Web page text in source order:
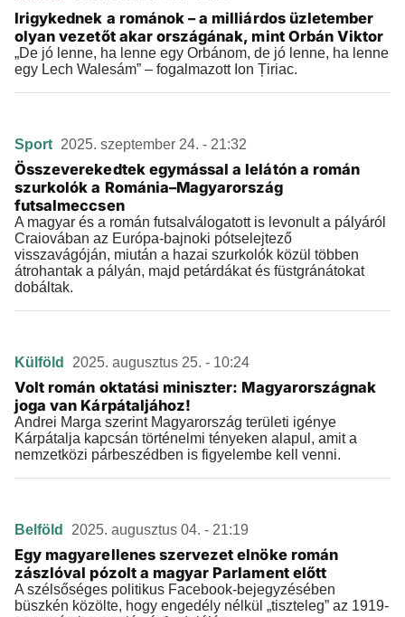
Irigykednek a románok – a milliárdos üzletember
olyan vezetőt akar országának, mint Orbán Viktor
„De jó lenne, ha lenne egy Orbánom, de jó lenne, ha lenne
egy Lech Walesám” – fogalmazott Ion Țiriac.
Sport 2025. szeptember 24. - 21:32
Összeverekedtek egymással a lelátón a román
szurkolók a Románia–Magyarország
futsalmeccsen
A magyar és a román futsalválogatott is levonult a pályáról
Craiovában az Európa-bajnoki pótselejtező
visszavágóján, miután a hazai szurkolók közül többen
átrohantak a pályán, majd petárdákat és füstgránátokat
dobáltak.
Külföld 2025. augusztus 25. - 10:24
Volt román oktatási miniszter: Magyarországnak
joga van Kárpátaljához!
Andrei Marga szerint Magyarország területi igénye
Kárpátalja kapcsán történelmi tényeken alapul, amit a
nemzetközi párbeszédben is figyelembe kell venni.
Belföld 2025. augusztus 04. - 21:19
Egy magyarellenes szervezet elnöke román
zászlóval pózolt a magyar Parlament előtt
A szélsőséges politikus Facebook-bejegyzésében
büszkén közölte, hogy engedély nélkül „tiszteleg” az 1919-